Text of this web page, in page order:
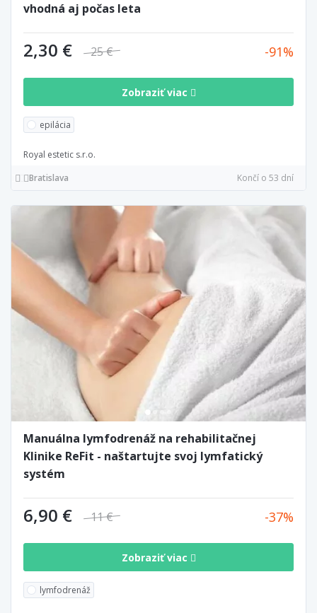
vhodná aj počas leta
2,30 € 25 € 91
Zobraziť viac
epilácia
Royal estetic s.r.o.
Bratislava
Končí o 53 dní
Manuálna lymfodrenáž na rehabilitačnej
Klinike ReFit - naštartujte svoj lymfatický
systém
6,90 € 11 € 37
Zobraziť viac
lymfodrenáž